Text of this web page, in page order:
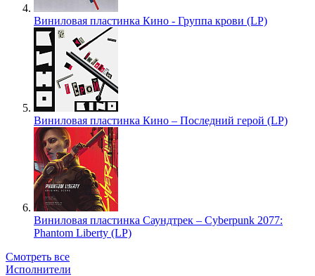
Виниловая пластинка Кино - Группа крови (LP)
Виниловая пластинка Кино – Последний герой (LP)
Виниловая пластинка Саундтрек – Cyberpunk 2077:
Phantom Liberty (LP)
Смотреть все
Исполнители